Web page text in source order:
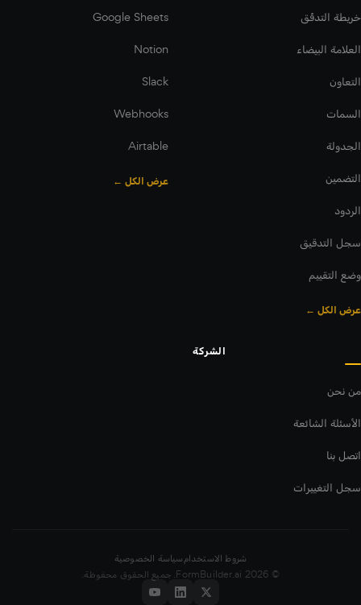
خريطة التدفّق
العلامة البيضاء
التعاون
السمات
الجدولة
التضمين
الردود
سجل التدقيق
وضع التقييم
عرض الكل ←
Google Sheets
Notion
Slack
Webhooks
Airtable
عرض الكل ←
الشركة
من نحن
الأسئلة الشائعة
اتصل بنا
سجل التغييرات
شروط الاستخدامسياسة الخصوصية
© 2026 FormBuilder.ai. جميع الحقوق محفوظة.